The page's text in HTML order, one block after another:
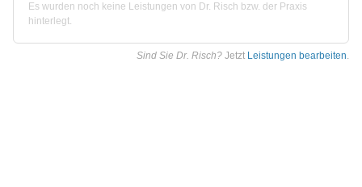
Es wurden noch keine Leistungen von Dr. Risch bzw. der Praxis
hinterlegt.
Sind Sie Dr. Risch? Jetzt Leistungen bearbeiten.